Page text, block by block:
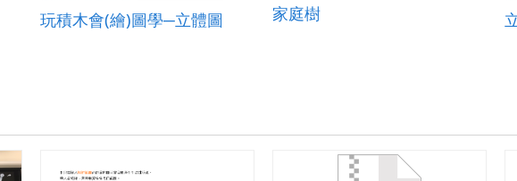
玩積木會(繪)圖學─立體圖 家庭樹